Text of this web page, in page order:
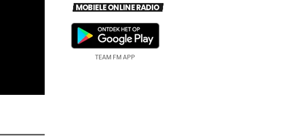
MOBIELE ONLINE RADIO
TEAM FM APP